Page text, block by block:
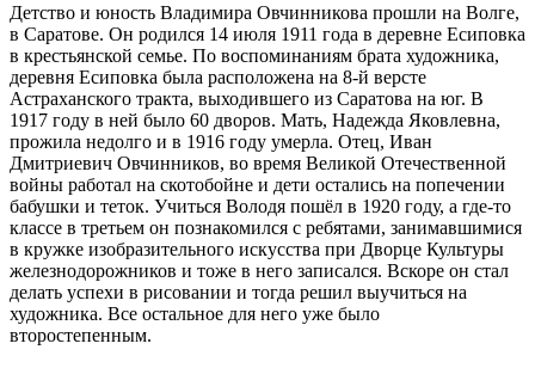
Детство и юность Владимира Овчинникова прошли на Волге,
в Саратове. Он родился 14 июля 1911 года в деревне Есиповка
в крестьянской семье. По воспоминаниям брата художника,
деревня Есиповка была расположена на 8-й версте
Астраханского тракта, выходившего из Саратова на юг. В
1917 году в ней было 60 дворов. Мать, Надежда Яковлевна,
прожила недолго и в 1916 году умерла. Отец, Иван
Дмитриевич Овчинников, во время Великой Отечественной
войны работал на скотобойне и дети остались на попечении
бабушки и теток. Учиться Володя пошёл в 1920 году, а где-то
классе в третьем он познакомился с ребятами, занимавшимися
в кружке изобразительного искусства при Дворце Культуры
железнодорожников и тоже в него записался. Вскоре он стал
делать успехи в рисовании и тогда решил выучиться на
художника. Все остальное для него уже было
второстепенным.